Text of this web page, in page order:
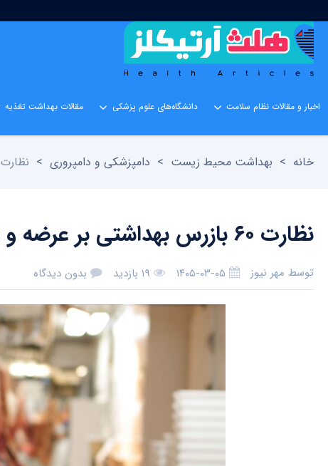
اخبار و مقالات نظام سلامت دانشگاه‌های علوم پزشکی مقالات بهداشت تغذیه
خانه > بهداشت محیط زیست > دامپزشکی و دامپروری > نظارت ۶۰ بازرس بهداشتی بر عرضه و ذبح دام قربانی در کرمانشاه
نظارت ۶۰ بازرس بهداشتی بر عرضه و ذبح دام قربانی در کرمانشاه
توسط مهر نیوز ۱۴۰۵-۰۳-۰۵ ۱۹ بازدید بدون دیدگاه